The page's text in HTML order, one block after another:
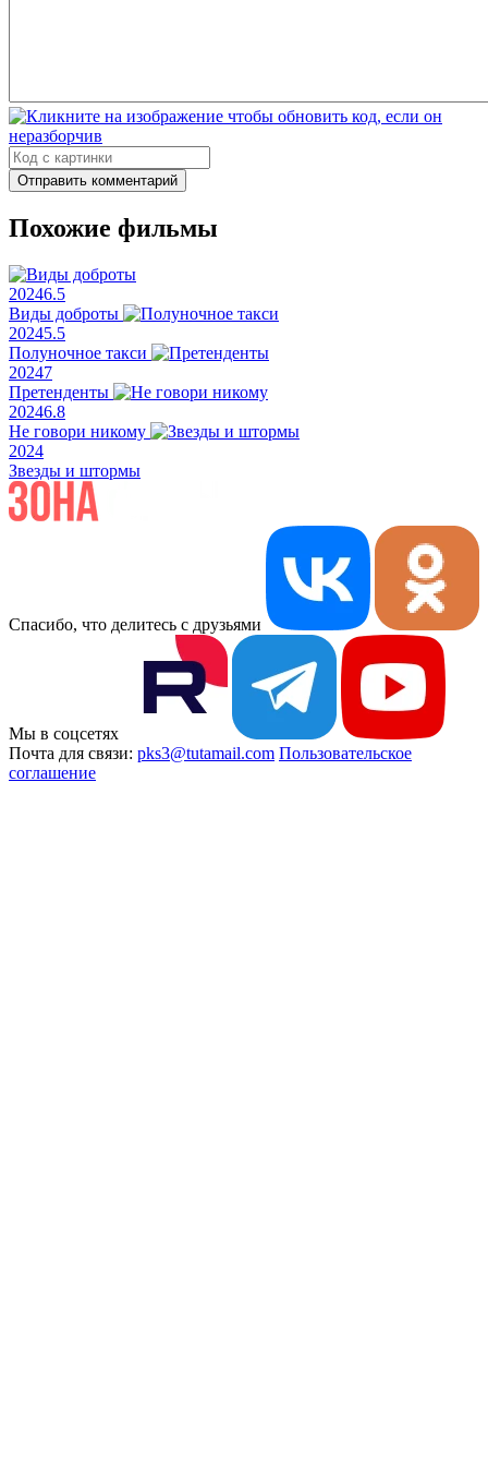
Отправить комментарий
Похожие фильмы
20246.5
Виды доброты
20245.5
Полуночное такси
20247
Претенденты
20246.8
Не говори никому
2024
Звезды и штормы
Спасибо, что делитесь с друзьями
Мы в соцсетях
Почта для связи: pks3@tutamail.com Пользовательское
соглашение